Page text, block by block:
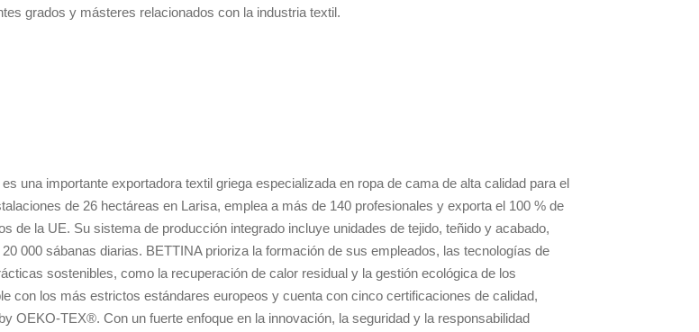
grados y másteres relacionados con la industria textil.
una importante exportadora textil griega especializada en ropa de cama de alta calidad para el
de 26 hectáreas en Larisa, emplea a más de 140 profesionales y exporta el 100 % de
de la UE. Su sistema de producción integrado incluye unidades de tejido, teñido y acabado,
000 sábanas diarias. BETTINA prioriza la formación de sus empleados, las tecnologías de
sostenibles, como la recuperación de calor residual y la gestión ecológica de los
con los más estrictos estándares europeos y cuenta con cinco certificaciones de calidad,
OEKO-TEX®. Con un fuerte enfoque en la innovación, la seguridad y la responsabilidad